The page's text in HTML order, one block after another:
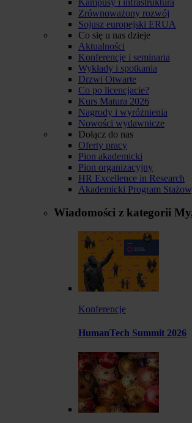
Zrównoważony rozwój
Sojusz europejski ERUA
Co się u nas dzieje
Aktualności
Konferencje i seminaria
Wykłady i spotkania
Drzwi Otwarte
Co po licencjacie?
Kurs Matura 2026
Nagrody i wyróżnienia
Nowości wydawnicze
Dołącz do nas
Oferty pracy
Pion akademicki
Pion organizacyjny
HR Excellence in Research
Akademicki Program
Wiadomości z kategorii
Konferencje
HumanTech Summit 2026